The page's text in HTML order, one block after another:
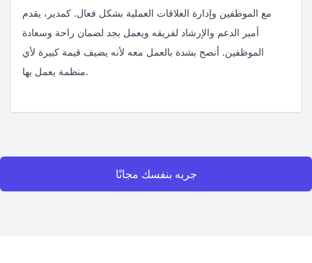
مع الموظفين وإدارة العلاقات العملية بشكل فعال. كمدير، يقدم
أمير الدعم والإرشاد لفريقه ويعمل بجد لضمان راحة وسعادة
الموظفين. أنصح بشدة بالعمل معه لأنه يضيف قيمة كبيرة لأي
منظمة يعمل بها.
جربه بنفسك مجانًا